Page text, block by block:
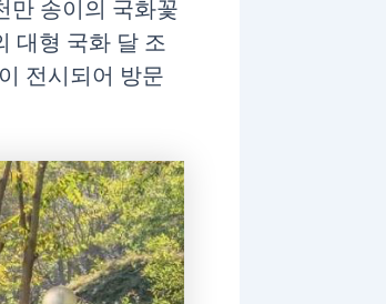
만 송이의 국화꽃
대형 국화 달 조
전시되어 방문